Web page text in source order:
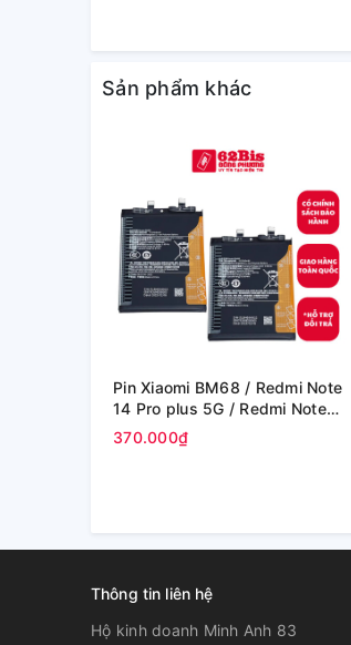
Sản phẩm khác
Pin Xiaomi BM68 / Redmi Note
14 Pro plus 5G / Redmi Note
14 Pro+ 5G - 6200mAh (Zin
Cty)
370.000₫
Thông tin liên hệ
Hộ kinh doanh Minh Anh 83